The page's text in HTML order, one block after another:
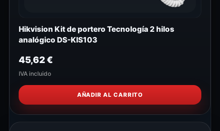
Hikvision Kit de portero Tecnología 2 hilos
analógico DS-KIS103
45,62€
IVA incluido
AÑADIR AL CARRITO